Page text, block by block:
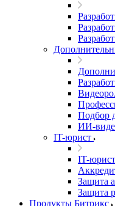
Подбор
ИИ-
IT-юрист
IT-юрист
Защита
Защита
Продукты Битрикс